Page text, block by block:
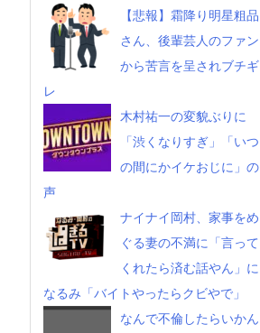
【悲報】霜降り明星粗品
さん、後輩芸人のファン
から苦言を呈されブチギ
レ
木村祐一の変貌ぶりに
「渋くなりすぎ」「いつ
の間にかイケおじに」の
声
ナイナイ岡村、家事をめ
ぐる妻の不満に「言って
くれたら済む話やん」に
なるみ「バイトやったらクビやで」
なんで不倫したらいかん